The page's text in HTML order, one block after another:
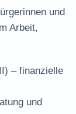
und
Arbeit,
– finanzielle
und